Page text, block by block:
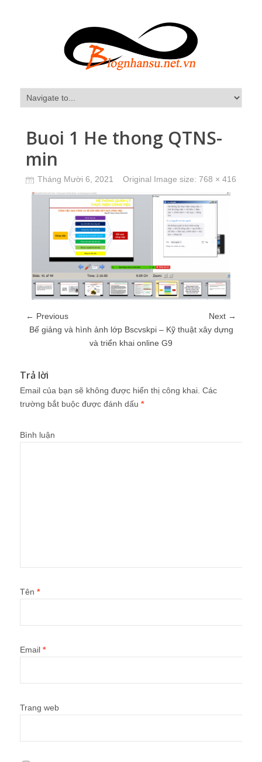
Buoi 1 He thong QTNS-
min
Tháng Mười 6, 2021 Original Image size: 768 × 416
← Previous
Next →
Bế giảng và hình ảnh lớp Bscvskpi – Kỹ thuật xây dựng
và triển khai online G9
Trả lời
Email của bạn sẽ không được hiển thị công khai. Các
trường bắt buộc được đánh dấu *
Bình luận
Tên *
Email *
Trang web